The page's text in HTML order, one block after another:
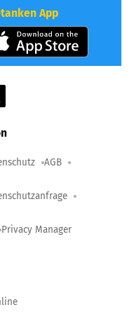
App
AGB
Privacy Manager